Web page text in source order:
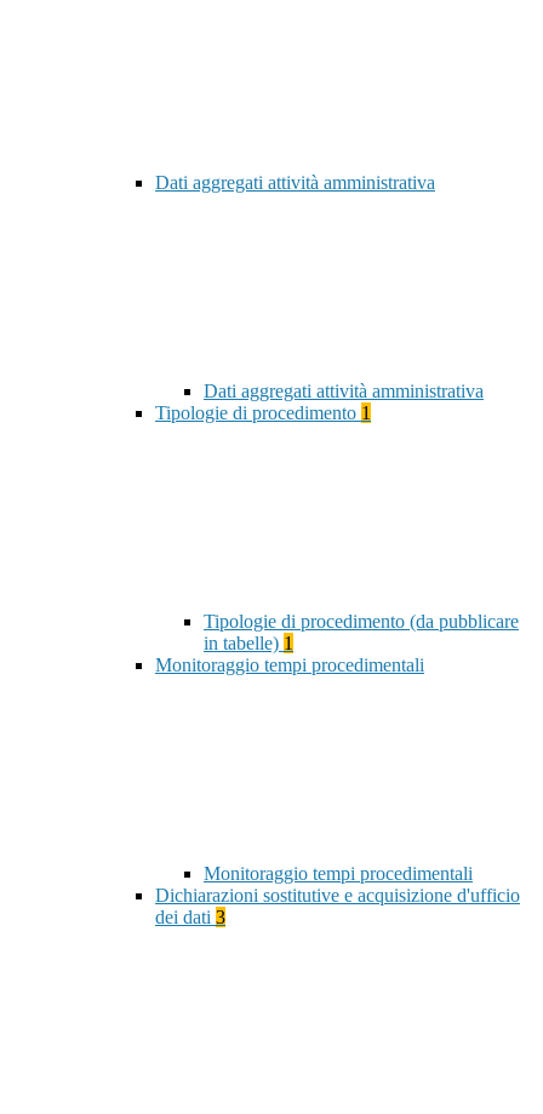
Dati aggregati attività amministrativa
Dati aggregati attività amministrativa
Tipologie di procedimento 1
Tipologie di procedimento (da pubblicare
in tabelle) 1
Monitoraggio tempi procedimentali
Monitoraggio tempi procedimentali
Dichiarazioni sostitutive e acquisizione d'ufficio
dei dati 3